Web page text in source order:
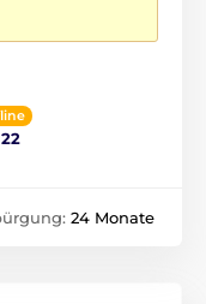
24 Monate